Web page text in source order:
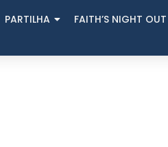
PARTILHA FAITH’S NIGHT OUT